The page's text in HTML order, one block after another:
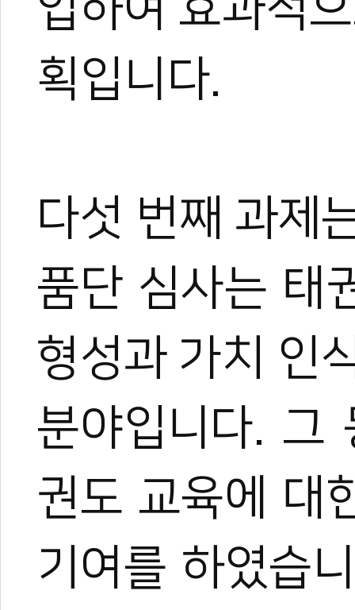
획입니다.
다섯 번째 과제
품단 심사는 태
형성과 가치 인
분야입니다. 그
권도 교육에 대
기여를 하였습
관련 뉴스
[신년사] KTA 양
[신년사] 경기도
[신년사] 태권
[신년사] 윤웅석
[신년사] 국기원